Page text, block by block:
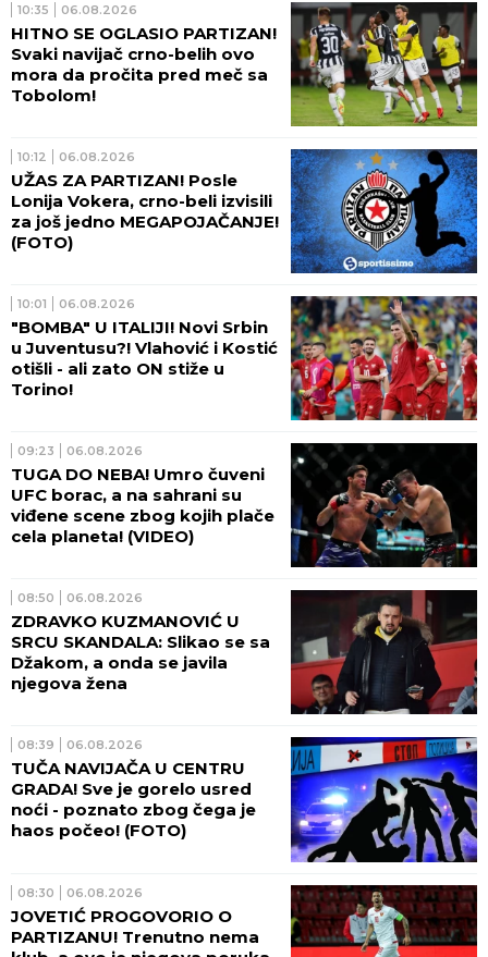
10:35 06.08.2026
HITNO SE OGLASIO PARTIZAN!
Svaki navijač crno-belih ovo
mora da pročita pred meč sa
Tobolom!
10:12 06.08.2026
UŽAS ZA PARTIZAN! Posle
Lonija Vokera, crno-beli izvisili
za još jedno MEGAPOJAČANJE!
(FOTO)
10:01 06.08.2026
"BOMBA" U ITALIJI! Novi Srbin
u Juventusu?! Vlahović i Kostić
otišli - ali zato ON stiže u
Torino!
09:23 06.08.2026
TUGA DO NEBA! Umro čuveni
UFC borac, a na sahrani su
viđene scene zbog kojih plače
cela planeta! (VIDEO)
08:50 06.08.2026
ZDRAVKO KUZMANOVIĆ U
SRCU SKANDALA: Slikao se sa
Džakom, a onda se javila
njegova žena
08:39 06.08.2026
TUČA NAVIJAČA U CENTRU
GRADA! Sve je gorelo usred
noći - poznato zbog čega je
haos počeo! (FOTO)
08:30 06.08.2026
JOVETIĆ PROGOVORIO O
PARTIZANU! Trenutno nema